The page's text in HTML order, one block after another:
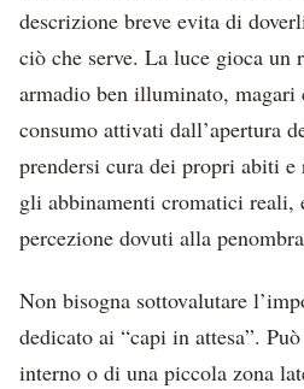
descrizione breve evita di
ciò che serve. La luce gioca un
armadio ben illuminato, magari
consumo attivati dall’apertura
prendersi cura dei propri abiti
gli abbinamenti cromatici reali,
percezione dovuti alla
Non bisogna sottovalutare
dedicato ai “capi in attesa”.
interno o di una piccola zona